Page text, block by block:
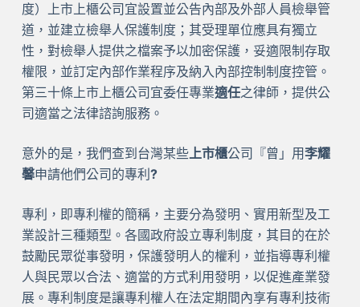
度）上市上櫃公司宜設置並公告內部及外部人員檢舉管
道，並建立檢舉人保護制度；其受理單位應具有獨立
性，對檢舉人提供之檔案予以加密保護，妥適限制存取
權限，並訂定內部作業程序及納入內部控制制度控管。
第三十條上市上櫃公司宜委任專業適任之律師，提供公
司適當之法律諮詢服務。
意外的是，我們查到台灣某些上市櫃公司『曾」用李耀
馨申請他們公司的專利 ?
專利，即專利權的簡稱，主要分為發明、實用新型及工
業設計三種類型。各國政府設立專利制度，其目的在於
鼓勵民眾從事發明，保護發明人的權利，並指導專利權
人與民眾以合法、適當的方式利用發明，以促進產業發
展。專利制度是讓專利權人在法定期間內享有專利技術